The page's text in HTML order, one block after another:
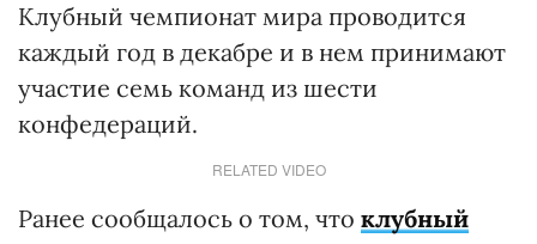
Клубный чемпионат мира проводится
каждый год в декабре и в нем принимают
участие семь команд из шести
конфедераций.
RELATED VIDEO
Ранее сообщалось о том, что клубный